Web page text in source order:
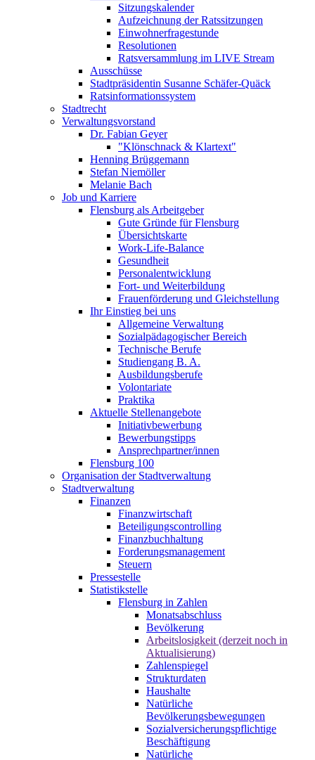
Sitzungskalender
Aufzeichnung der Ratssitzungen
Einwohnerfragestunde
Resolutionen
Ratsversammlung im LIVE Stream
Ausschüsse
Stadtpräsidentin Susanne Schäfer-Quäck
Ratsinformationssystem
Stadtrecht
Verwaltungsvorstand
Dr. Fabian Geyer
"Klönschnack & Klartext"
Henning Brüggemann
Stefan Niemöller
Melanie Bach
Job und Karriere
Flensburg als Arbeitgeber
Gute Gründe für Flensburg
Übersichtskarte
Work-Life-Balance
Gesundheit
Personalentwicklung
Fort- und Weiterbildung
Frauenförderung und Gleichstellung
Ihr Einstieg bei uns
Allgemeine Verwaltung
Sozialpädagogischer Bereich
Technische Berufe
Studiengang B. A.
Ausbildungsberufe
Volontariate
Praktika
Aktuelle Stellenangebote
Initiativbewerbung
Bewerbungstipps
Ansprechpartner/innen
Flensburg 100
Organisation der Stadtverwaltung
Stadtverwaltung
Finanzen
Finanzwirtschaft
Beteiligungscontrolling
Finanzbuchhaltung
Forderungsmanagement
Steuern
Pressestelle
Statistikstelle
Flensburg in Zahlen
Monatsabschluss
Bevölkerung
Arbeitslosigkeit (derzeit noch in
Aktualisierung)
Zahlenspiegel
Strukturdaten
Haushalte
Natürliche
Bevölkerungsbewegungen
Sozialversicherungspflichtige
Beschäftigung
Natürliche